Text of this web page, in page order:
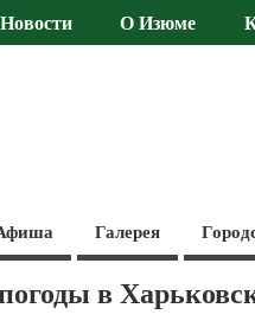
Новости О Изюме
Галерея
в